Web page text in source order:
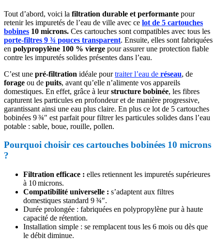
Tout d’abord, voici la filtration durable et performante pour
retenir les impuretés de l’eau de ville avec ce lot de 5 cartouches
bobines 10 microns. Ces cartouches sont compatibles avec tous les
porte-filtres 9 ¾ pouces transparent. Ensuite, elles sont fabriquées
en polypropylène 100 % vierge pour assurer une protection fiable
contre les impuretés solides présentes dans l’eau.
C’est une pré-filtration idéale pourtraiter l’eau de réseau, de
forage ou de puits, avant qu’elle n’alimente vos appareils
domestiques. En effet, grâce à leurstructure bobinée, les fibres
capturent les particules en profondeur et de manière progressive,
garantissant ainsi une eau plus claire. En plus ce lot de 5 cartouches
bobinées 9 ¾″ est parfait pour filtrer les particules solides dans l’eau
potable : sable, boue, rouille, pollen.
Pourquoi choisir ces cartouches bobinées 10 microns
?
Filtration efficace : elles retiennent les impuretés supérieures
à 10 microns.
Compatibilité universelle : s’adaptent aux filtres
domestiques standard 9 ¾″.
Durée prolongée : fabriquées en polypropylène pur à haute
capacité de rétention.
Installation simple : se remplacent tous les 6 mois ou dès que
le débit diminue.